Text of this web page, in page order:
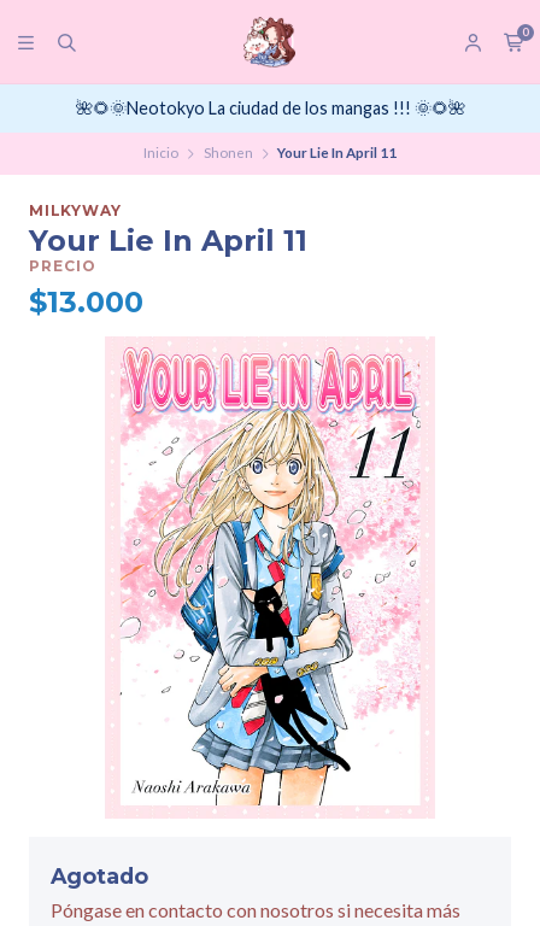
0
🌺🌻🌞Neotokyo La ciudad de los mangas !!! 🌞🌻🌺
Inicio Shonen Your Lie In April 11
MILKYWAY
Your Lie In April 11
PRECIO
$13.000
Agotado
Póngase en contacto con nosotros si necesita más